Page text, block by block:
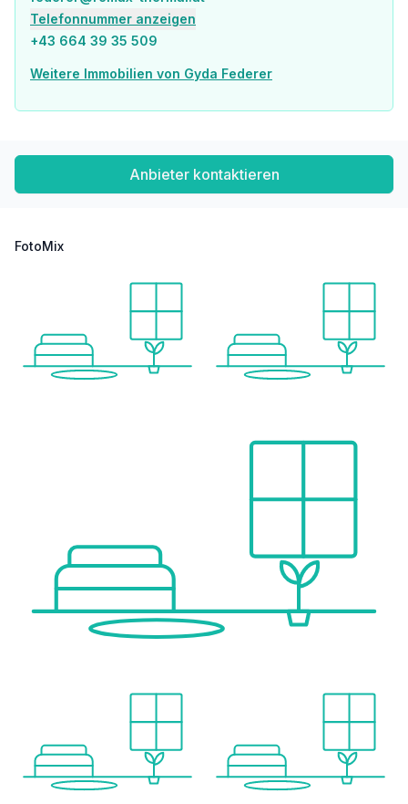
Telefonnummer anzeigen
+43 664 39 35 509
Weitere Immobilien von Gyda Federer
Anbieter kontaktieren
FotoMix